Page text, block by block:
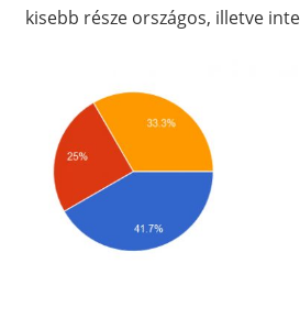
kisebb része országos, illetve